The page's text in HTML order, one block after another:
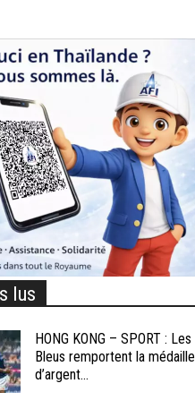
lus
HONG KONG – SPORT : Les
Bleus remportent la médaille
d’argent...